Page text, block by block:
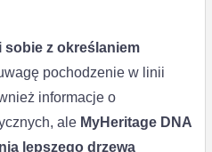
sobie z określaniem
pochodzenie w linii
informacje o
ale MyHeritage DNA
lepszego drzewa